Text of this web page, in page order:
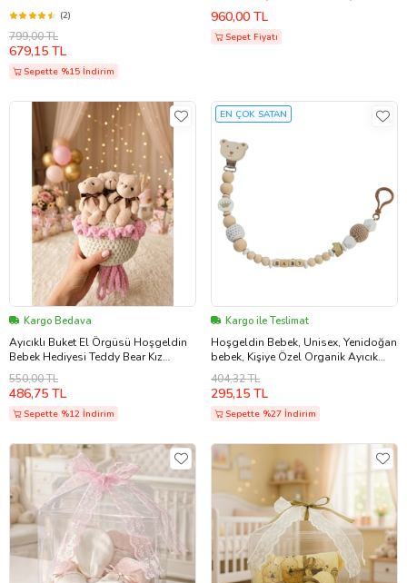
(2)
799,00 TL
679,15 TL
Sepette %15 İndirim
İsim Baskılı Yenidoğan Kız Bebek
Hoşgeldin Bebek Doğum Günü
Yıldönümü Sevgiliye Eşe Arkadaşa
960,00 TL
Sepet Fiyatı
Kargo Bedava
Ayıcıklı Buket El Örgüsü Hoşgeldin
Bebek Hediyesi Teddy Bear Kız
Çocuk (Pudra Pembe)
550,00 TL
486,75 TL
Sepette %12 İndirim
EN ÇOK SATAN
Kargo ile Teslimat
Hoşgeldin Bebek, Unisex, Yenidoğan
bebek, Kişiye Özel Organik Ayıcık
Emzik Askısı
404,32 TL
295,15 TL
Sepette %27 İndirim